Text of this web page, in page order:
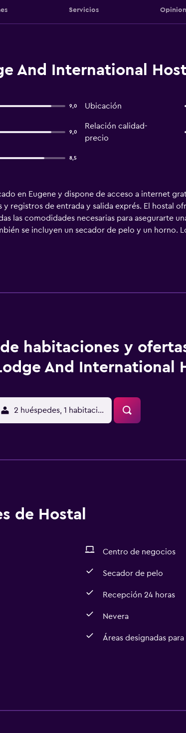
Servicios
And International
9,0 Ubicación
9,0
Relación calidad-
precio
8,5
en Eugene y dispone de acceso a internet
registros de entrada y salida exprés. El hostal
las comodidades necesarias para asegurarte
se incluyen un secador de pelo y un horno.
la zona. A aquellos huéspedes que deseen
saber que a escasa distancia encontrarán gran
habitaciones y
And International
2 huéspedes, 1 habitación
de Hostal
Centro de negocios
Secador de pelo
Recepción 24 horas
Nevera
Áreas designadas